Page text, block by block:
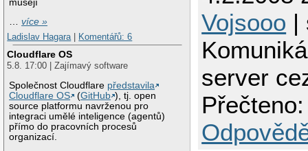
musejí
…více »
Ladislav Hagara
Komentářů: 6
Cloudflare OS
5.8. 17:00 | Zajímavý software
Společnost Cloudflare představila
Cloudflare OS
(GitHub ), tj. open
source platformu navrženou pro
integraci umělé inteligence (agentů)
přímo do pracovních procesů
organizací.
Vojsooo |
server